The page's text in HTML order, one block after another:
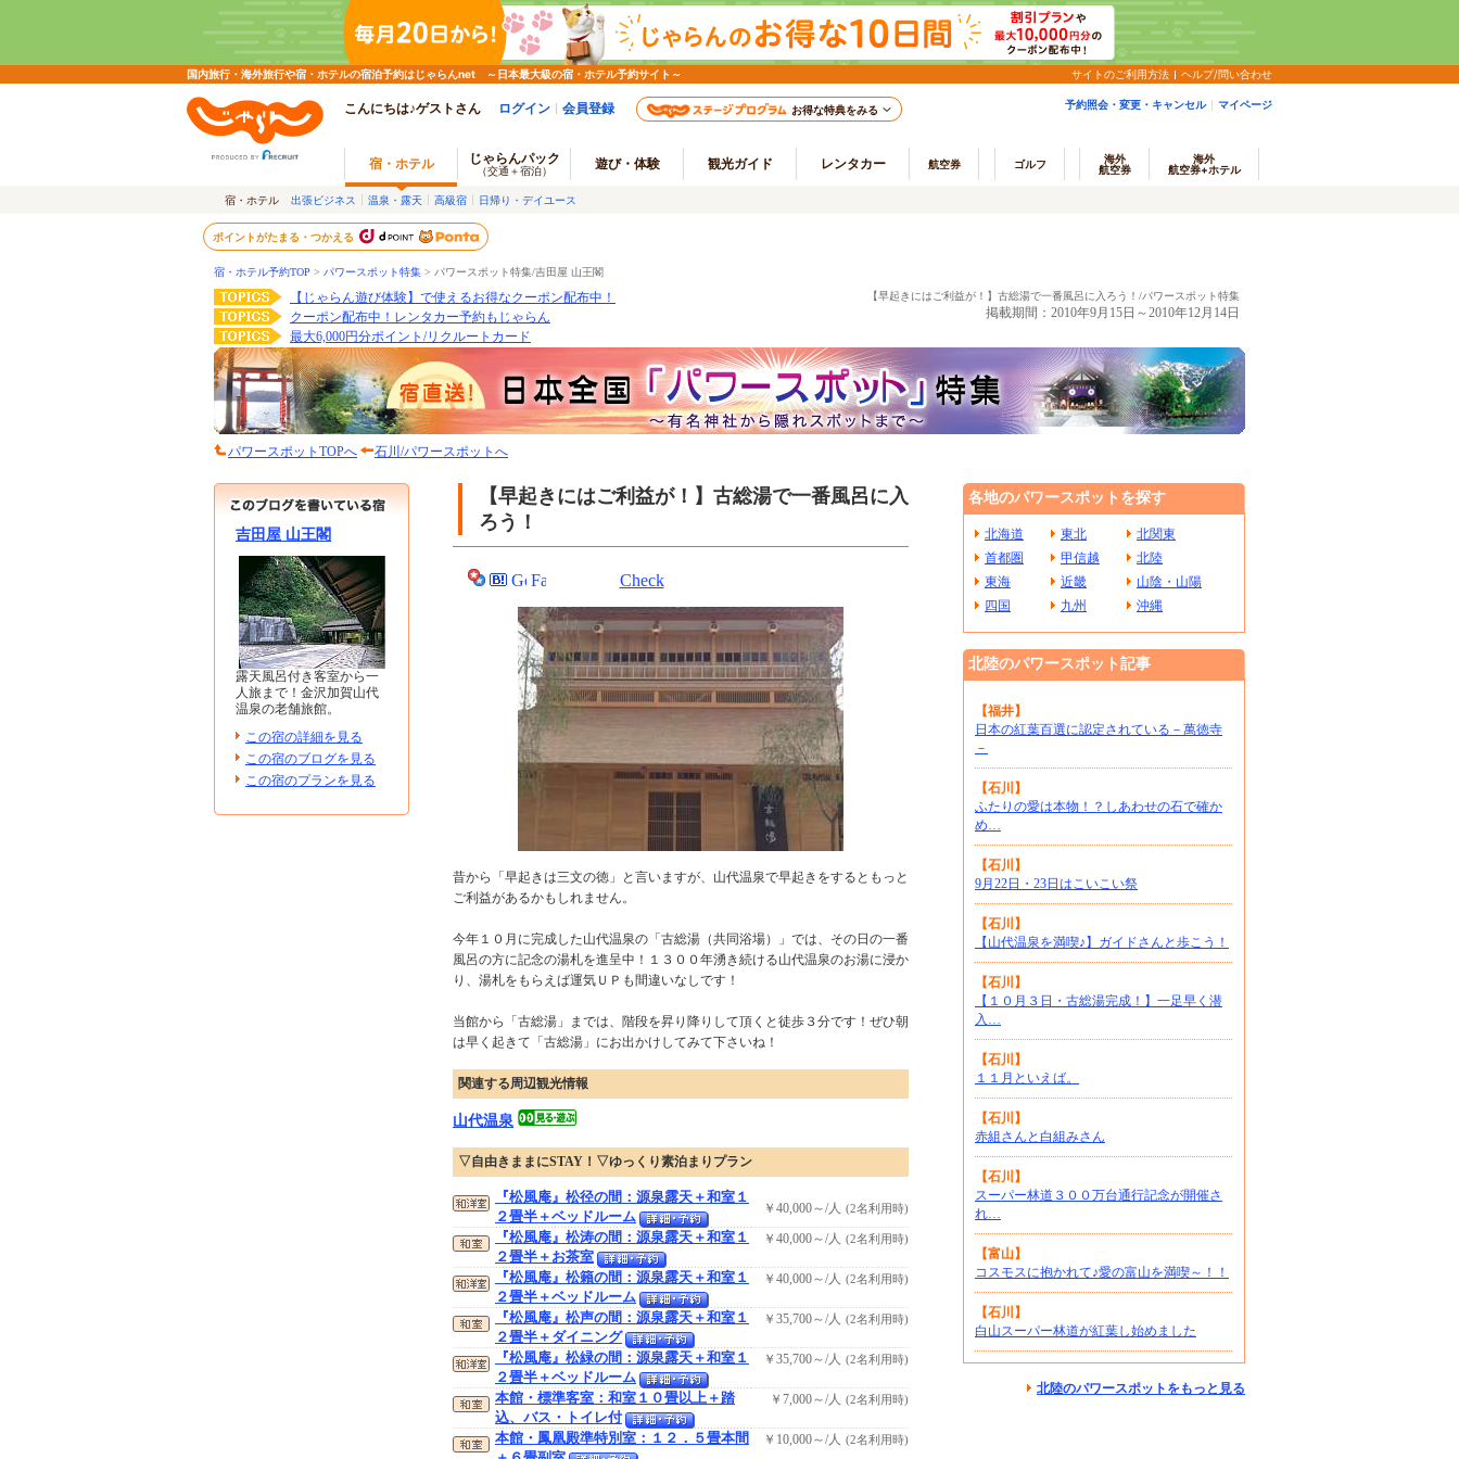
国内旅行・海外旅行や宿・ホテルの宿泊予約はじゃらんnet ～日本最大級の宿・ホテル予約サイト～ サイトのご利用方法 ヘルプ/問い合わせ
こんにちは♪ゲストさん ログイン 会員登録 お得な特典をみる 予約照会・変更・キャンセル マイページ
宿・ホテル じゃらんパック
（交通＋宿泊） 遊び・体験 観光ガイド レンタカー 航空券 ゴルフ
海外
航空券
海外
航空券+ホテル
宿・ホテル 出張ビジネス 温泉・露天 高級宿 日帰り・デイユース
ポイントがたまる・つかえる
宿・ホテル予約TOP > パワースポット特集 > パワースポット特集/吉田屋 山王閣
【早起きにはご利益が！】古総湯で一番風呂に入ろう！/パワースポット特集
掲載期間：2010年9月15日～2010年12月14日
【じゃらん遊び体験】で使えるお得なクーポン配布中！
クーポン配布中！レンタカー予約もじゃらん
最大6,000円分ポイント/リクルートカード
パワースポットTOPへ 石川/パワースポットへ
吉田屋 山王閣
露天風呂付き客室から一
人旅まで！金沢加賀山代
温泉の老舗旅館。
この宿の詳細を見る
この宿のブログを見る
この宿のプランを見る
【早起きにはご利益が！】古総湯で一番風呂に入
ろう！
Check
昔から「早起きは三文の徳」と言いますが、山代温泉で早起きをするともっと
ご利益があるかもしれません。
今年１０月に完成した山代温泉の「古総湯（共同浴場）」では、その日の一番
風呂の方に記念の湯札を進呈中！１３００年湧き続ける山代温泉のお湯に浸か
り、湯札をもらえば運気ＵＰも間違いなしです！
当館から「古総湯」までは、階段を昇り降りして頂くと徒歩３分です！ぜひ朝
は早く起きて「古総湯」にお出かけしてみて下さいね！
関連する周辺観光情報
山代温泉
▽自由きままにSTAY！▽ゆっくり素泊まりプラン
『松風庵』松径の間：源泉露天＋和室１
２畳半＋ベッドルーム
￥40,000～/人 (2名利用時)
『松風庵』松涛の間：源泉露天＋和室１
２畳半＋お茶室
￥40,000～/人 (2名利用時)
『松風庵』松籟の間：源泉露天＋和室１
２畳半＋ベッドルーム
￥40,000～/人 (2名利用時)
『松風庵』松声の間：源泉露天＋和室１
２畳半＋ダイニング
￥35,700～/人 (2名利用時)
『松風庵』松緑の間：源泉露天＋和室１
２畳半＋ベッドルーム
￥35,700～/人 (2名利用時)
本館・標準客室：和室１０畳以上＋踏
込、バス・トイレ付
￥7,000～/人 (2名利用時)
本館・鳳凰殿準特別室：１２．５畳本間
￥10,000～/人 (2名利用時)
各地のパワースポットを探す
北海道 東北
北関東
首都圏
甲信越
北陸
東海
近畿
山陰・山陽
四国
九州 沖縄
北陸のパワースポット記事
【福井】
日本の紅葉百選に認定されている－萬徳寺
－
【石川】
ふたりの愛は本物！？しあわせの石で確か
め…
【石川】
9月22日・23日はこいこい祭
【石川】
【山代温泉を満喫♪】ガイドさんと歩こう！
【石川】
【１０月３日・古総湯完成！】一足早く潜
入…
【石川】
１１月といえば。
【石川】
赤組さんと白組みさん
【石川】
スーパー林道３００万台通行記念が開催さ
れ…
【富山】
コスモスに抱かれて♪愛の富山を満喫～！！
【石川】
白山スーパー林道が紅葉し始めました
北陸のパワースポットをもっと見る